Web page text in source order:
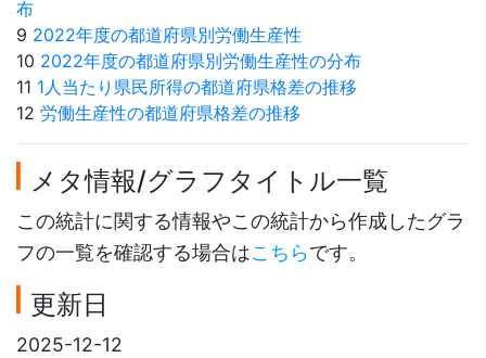
布
9 2022年度の都道府県別労働生産性
10 2022年度の都道府県別労働生産性の分布
11 1人当たり県民所得の都道府県格差の推移
12 労働生産性の都道府県格差の推移
メタ情報/グラフタイトル一覧
この統計に関する情報やこの統計から作成したグラ
フの一覧を確認する場合はこちらです。
更新日
2025-12-12